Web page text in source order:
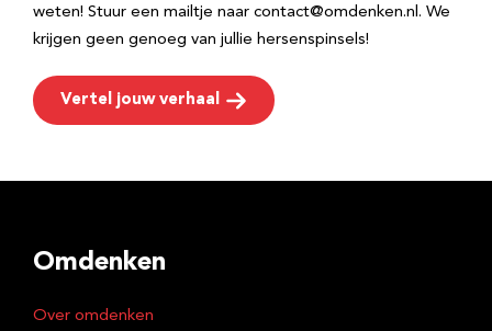
weten! Stuur een mailtje naar contact@omdenken.nl. We
krijgen geen genoeg van jullie hersenspinsels!
Vertel jouw verhaal
Omdenken
Over omdenken